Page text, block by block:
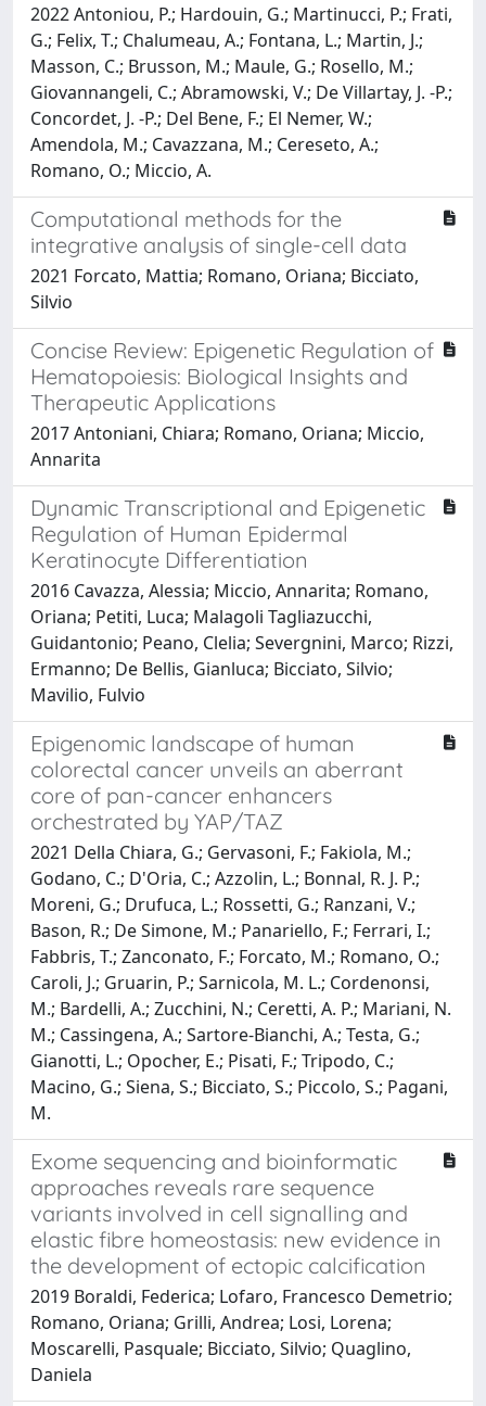
2022 Antoniou, P.; Hardouin, G.; Martinucci, P.; Frati,
G.; Felix, T.; Chalumeau, A.; Fontana, L.; Martin, J.;
Masson, C.; Brusson, M.; Maule, G.; Rosello, M.;
Giovannangeli, C.; Abramowski, V.; De Villartay, J. -P.;
Concordet, J. -P.; Del Bene, F.; El Nemer, W.;
Amendola, M.; Cavazzana, M.; Cereseto, A.;
Romano, O.; Miccio, A.
Computational methods for the
integrative analysis of single-cell data
2021 Forcato, Mattia; Romano, Oriana; Bicciato,
Silvio
Concise Review: Epigenetic Regulation of
Hematopoiesis: Biological Insights and
Therapeutic Applications
2017 Antoniani, Chiara; Romano, Oriana; Miccio,
Annarita
Dynamic Transcriptional and Epigenetic
Regulation of Human Epidermal
Keratinocyte Differentiation
2016 Cavazza, Alessia; Miccio, Annarita; Romano,
Oriana; Petiti, Luca; Malagoli Tagliazucchi,
Guidantonio; Peano, Clelia; Severgnini, Marco; Rizzi,
Ermanno; De Bellis, Gianluca; Bicciato, Silvio;
Mavilio, Fulvio
Epigenomic landscape of human
colorectal cancer unveils an aberrant
core of pan-cancer enhancers
orchestrated by YAP/TAZ
2021 Della Chiara, G.; Gervasoni, F.; Fakiola, M.;
Godano, C.; D'Oria, C.; Azzolin, L.; Bonnal, R. J. P.;
Moreni, G.; Drufuca, L.; Rossetti, G.; Ranzani, V.;
Bason, R.; De Simone, M.; Panariello, F.; Ferrari, I.;
Fabbris, T.; Zanconato, F.; Forcato, M.; Romano, O.;
Caroli, J.; Gruarin, P.; Sarnicola, M. L.; Cordenonsi,
M.; Bardelli, A.; Zucchini, N.; Ceretti, A. P.; Mariani, N.
M.; Cassingena, A.; Sartore-Bianchi, A.; Testa, G.;
Gianotti, L.; Opocher, E.; Pisati, F.; Tripodo, C.;
Macino, G.; Siena, S.; Bicciato, S.; Piccolo, S.; Pagani,
M.
Exome sequencing and bioinformatic
approaches reveals rare sequence
variants involved in cell signalling and
elastic fibre homeostasis: new evidence in
the development of ectopic calcification
2019 Boraldi, Federica; Lofaro, Francesco Demetrio;
Romano, Oriana; Grilli, Andrea; Losi, Lorena;
Moscarelli, Pasquale; Bicciato, Silvio; Quaglino,
Daniela